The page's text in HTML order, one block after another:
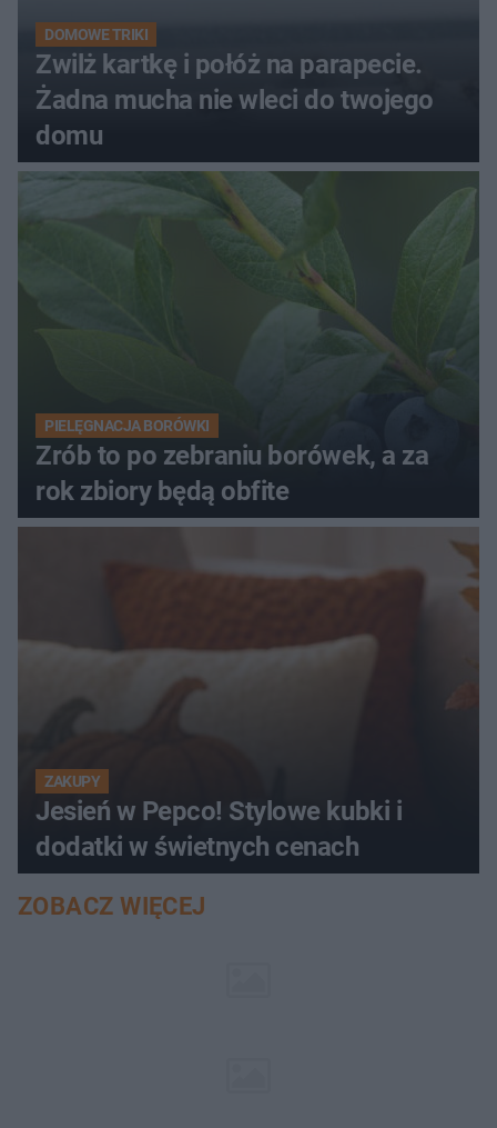
DOMOWE TRIKI
Zwilż kartkę i połóż na parapecie.
Żadna mucha nie wleci do twojego
domu
PIELĘGNACJA BORÓWKI
Zrób to po zebraniu borówek, a za
rok zbiory będą obfite
ZAKUPY
Jesień w Pepco! Stylowe kubki i
dodatki w świetnych cenach
ZOBACZ WIĘCEJ